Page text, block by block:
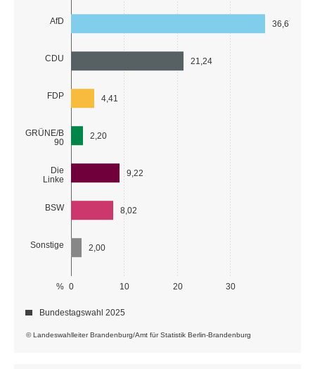
AfD
CDU
FDP
GRÜNE/B
90
Die
Linke
BSW
Sonstige
0 10 20 30
%
36,67
21,24
4,41
2,20
9,22
8,02
2,00
© Landeswahlleiter Brandenburg/Amt für Statistik Berlin-Brandenburg
Bundestagswahl 2025